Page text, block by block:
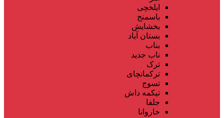
ایلخچی
باسمنج
بخشایش
بستان آباد
بناب
ناب جدید
ترک
ترکمانچای
تسوج
تیکمه داش
جلفا
خاروانا